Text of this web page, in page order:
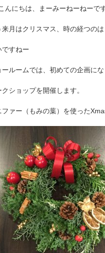
んにちは、まーみーねーねーです
来月はクリスマス、時の経つのは
ですねー
ールームでは、初めての企画に
クショップを開催します。
ファー（もみの葉）を使った